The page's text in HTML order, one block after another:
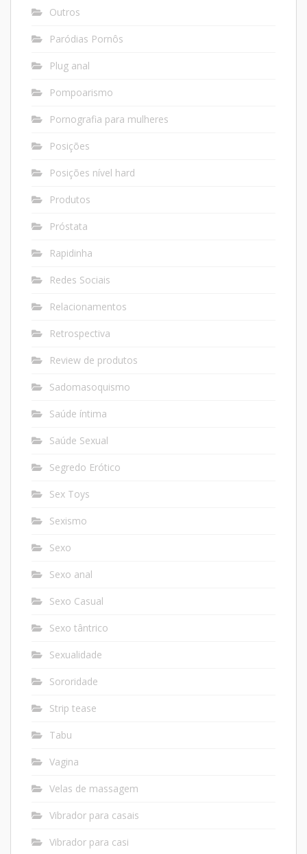
Outros
Paródias Pornôs
Plug anal
Pompoarismo
Pornografia para mulheres
Posições
Posições nível hard
Produtos
Próstata
Rapidinha
Redes Sociais
Relacionamentos
Retrospectiva
Review de produtos
Sadomasoquismo
Saúde íntima
Saúde Sexual
Segredo Erótico
Sex Toys
Sexismo
Sexo
Sexo anal
Sexo Casual
Sexo tântrico
Sexualidade
Sororidade
Strip tease
Tabu
Vagina
Velas de massagem
Vibrador para casais
Vibrador para casi